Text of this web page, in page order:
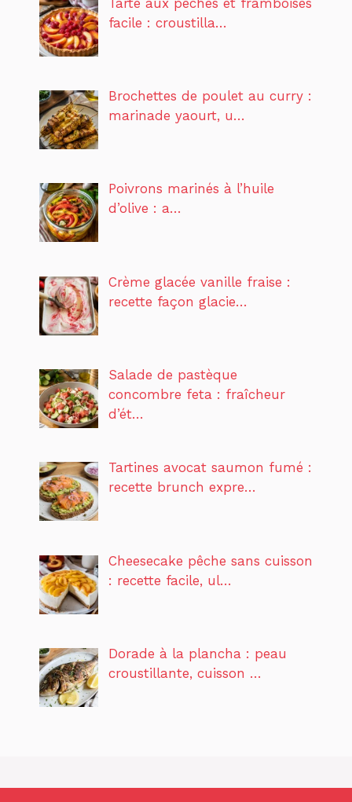
facile : croustilla…
Brochettes de poulet au curry :
marinade yaourt, u…
Poivrons marinés à l’huile
d’olive : a…
Crème glacée vanille fraise :
recette façon glacie…
Salade de pastèque
concombre feta : fraîcheur
d’ét…
Tartines avocat saumon fumé :
recette brunch expre…
Cheesecake pêche sans cuisson
: recette facile, ul…
Dorade à la plancha : peau
croustillante, cuisson …